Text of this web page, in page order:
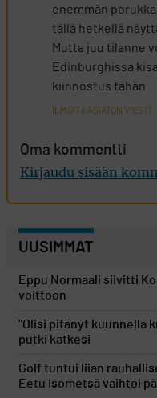
enemmän
tällä hetkellä
Mutta juu tilanne
Edinburghissa
kiinnostus tähän
ILMOITA ASIATON VIESTI
Oma kommentti
Kirjaudu sisään
UUSIMMAT
Eppu Normaali siivitti
voittoon
"Olisi pitänyt kuunnella
putki katkesi
Golf tuntui liian
Eetu Isometsä vaihtoi